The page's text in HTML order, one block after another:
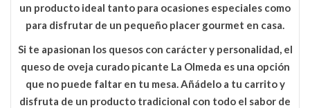
un producto ideal tanto para ocasiones especiales como
para disfrutar de un pequeño placer gourmet en casa.
Si te apasionan los quesos con carácter y personalidad, el
queso de oveja curado picante La Olmeda es una opción
que no puede faltar en tu mesa. Añádelo a tu carrito y
disfruta de un producto tradicional con todo el sabor de